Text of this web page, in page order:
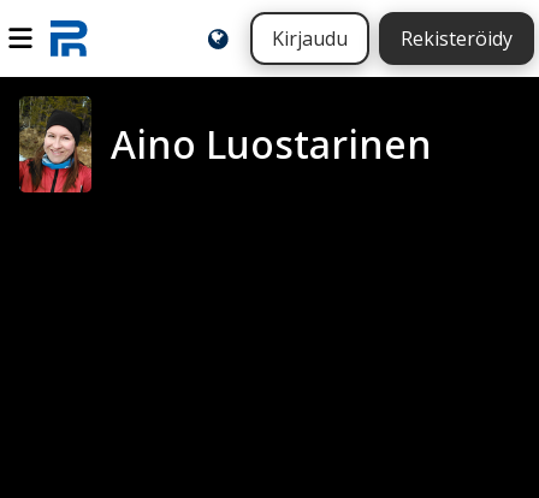
Kirjaudu Rekisteröidy
Aino Luostarinen